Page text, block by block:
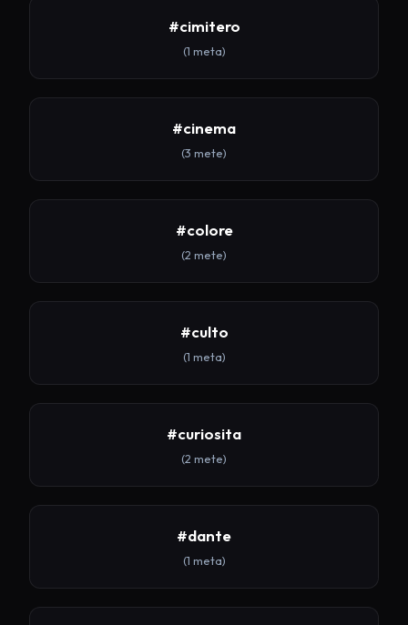
#cimitero
(1 meta)
#cinema
(3 mete)
#colore
(2 mete)
#culto
(1 meta)
#curiosita
(2 mete)
#dante
(1 meta)